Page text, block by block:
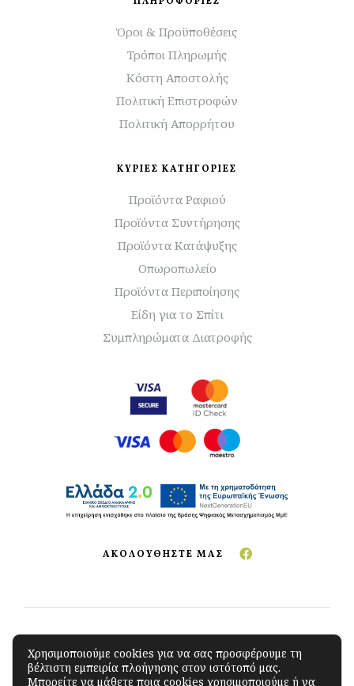
Όροι & Προϋποθέσεις
Τρόποι Πληρωμής
Κόστη Αποστολής
Πολιτική Επιστροφών
Πολιτική Απορρήτου
ΚΥΡΙΕΣ ΚΑΤΗΓΟΡΙΕΣ
Προϊόντα Ραφιού
Προϊόντα Συντήρησης
Προϊόντα Κατάψυξης
Οπωροπωλείο
Προϊόντα Περιποίησης
Είδη για το Σπίτι
Συμπληρώματα Διατροφής
ΑΚΟΛΟΥΘΗΣΤΕ ΜΑΣ
Copyright © 2023 The Green Store.All Rights
Reserved. Developed byiSoftCloud
Χρησιμοποιούμε cookies για να σας προσφέρουμε τη
βέλτιστη εμπειρία πλοήγησης στον ιστότοπό μας.
Μπορείτε να μάθετε ποια cookies χρησιμοποιούμε ή να